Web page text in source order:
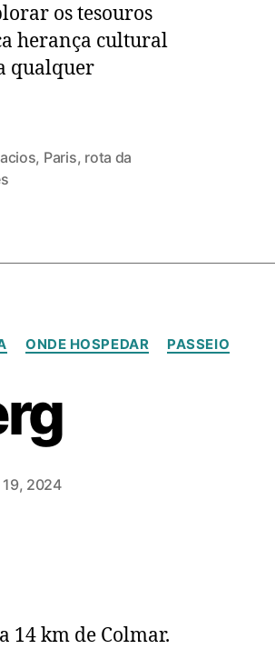
os tesouros
herança cultural
qualquer
, Paris, rota da
ONDE HOSPEDAR PASSEIO
19, 2024
14 km de Colmar.